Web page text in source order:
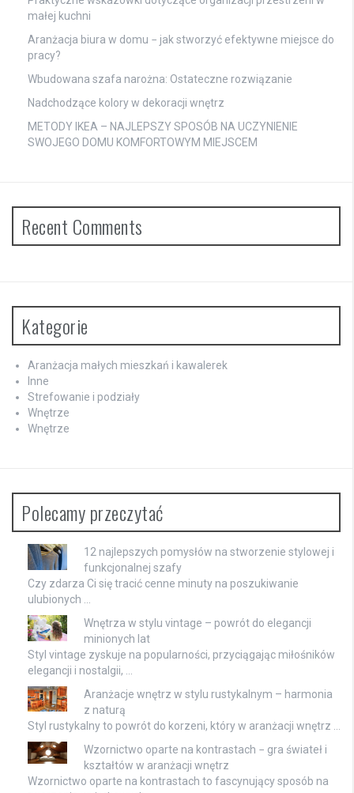
małej kuchni
Aranżacja biura w domu − jak stworzyć efektywne miejsce do
pracy?
Wbudowana szafa narożna: Ostateczne rozwiązanie
Nadchodzące kolory w dekoracji wnętrz
METODY IKEA – NAJLEPSZY SPOSÓB NA UCZYNIENIE
SWOJEGO DOMU KOMFORTOWYM MIEJSCEM
Recent Comments
Kategorie
Aranżacja małych mieszkań i kawalerek
Inne
Strefowanie i podziały
Wnętrze
Wnętrze
Polecamy przeczytać
12 najlepszych pomysłów na stworzenie stylowej i
funkcjonalnej szafy
Czy zdarza Ci się tracić cenne minuty na poszukiwanie
ulubionych …
Wnętrza w stylu vintage – powrót do elegancji
minionych lat
Styl vintage zyskuje na popularności, przyciągając miłośników
elegancji i nostalgii, …
Aranżacje wnętrz w stylu rustykalnym – harmonia
z naturą
Styl rustykalny to powrót do korzeni, który w aranżacji wnętrz …
Wzornictwo oparte na kontrastach − gra świateł i
kształtów w aranżacji wnętrz
Wzornictwo oparte na kontrastach to fascynujący sposób na